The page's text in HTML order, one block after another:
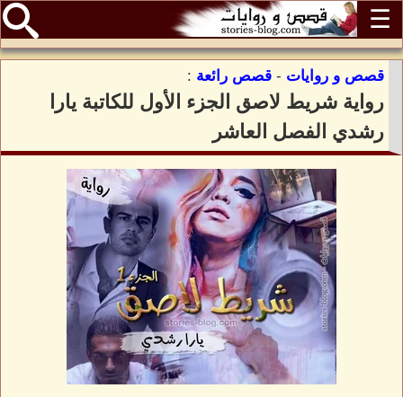
☰
قصص و روايات - قصص رائعة :
رواية شريط لاصق الجزء الأول للكاتبة يارا
رشدي الفصل العاشر